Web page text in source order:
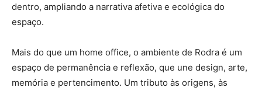
dentro, ampliando a narrativa afetiva e ecológica do
espaço.
Mais do que um home office, o ambiente de Rodra é um
espaço de permanência e reflexão, que une design, arte,
memória e pertencimento. Um tributo às origens, às